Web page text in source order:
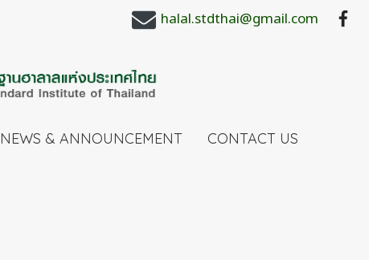
halal.stdthai@gmail.com
NEWS & ANNOUNCEMENT CONTACT US